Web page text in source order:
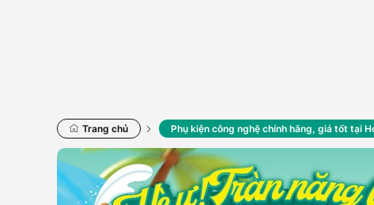
Trang chủ Phụ kiện công nghệ chính hãng, giá tốt tại